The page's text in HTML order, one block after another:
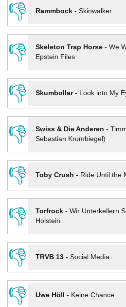
👎
Rammbock- Skinwalker
👎
Skeleton Trap Horse- We
Epstein Files
👎
Skumbollar- Look into My
👎
Swiss & Die Anderen -
Sebastian Krumbiegel)
👎
Toby Crush - Ride Until the
👎
Torfrock- Wir Unterkellern
Holstein
👎
TRVB 13- Social Media
👎
Uwe Höll - Keine Chance